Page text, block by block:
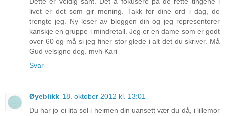
livet er det som gir mening. Takk for dine ord i dag, de
trengte jeg. Ny leser av bloggen din og jeg representerer
kanskje en gruppe i mindretall. Jeg er en dame som er godt
over 60 og må si jeg finer stor glede i alt det du skriver. Må
Gud velsigne deg. mvh Kari
Svar
Øyeblikk 18. oktober 2012 kl. 13:01
Du har jo ei lita sol i heimen din uansett vær du då, i lillemor